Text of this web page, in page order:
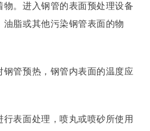
物。进入钢管的表面预处理设备
油脂或其他污染钢管表面的物
钢管预热，钢管内表面的温度应
行表面处理，喷丸或喷砂所使用